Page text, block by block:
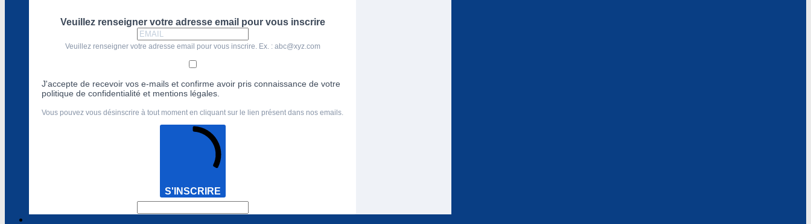
Veuillez renseigner votre adresse email pour vous inscrire
Veuillez renseigner votre adresse email pour vous inscrire. Ex. : abc@xyz.com
J'accepte de recevoir vos e-mails et confirme avoir pris connaissance de votre
politique de confidentialité et mentions légales.
Vous pouvez vous désinscrire à tout moment en cliquant sur le lien présent dans nos emails.
S'INSCRIRE